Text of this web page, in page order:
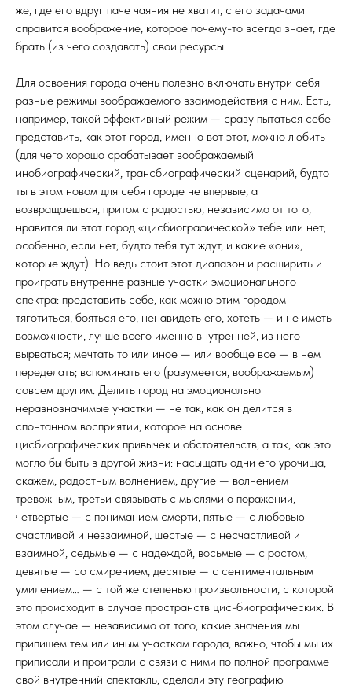
же, где его вдруг паче чаяния не хватит, с его задачами
справится воображение, которое почему-то всегда знает, где
брать (из чего создавать) свои ресурсы.
Для освоения города очень полезно включать внутри себя
разные режимы воображаемого взаимодействия с ним. Есть,
например, такой эффективный режим — сразу пытаться себе
представить, как этот город, именно вот этот, можно любить
(для чего хорошо срабатывает воображаемый
инобиографический, трансбиографический сценарий, будто
ты в этом новом для себя городе не впервые, а
возвращаешься, притом с радостью, независимо от того,
нравится ли этот город «цисбиографической» тебе или нет;
особенно, если нет; будто тебя тут ждут, и какие «они»,
которые ждут). Но ведь стоит этот диапазон и расширить и
проиграть внутренне разные участки эмоционального
спектра: представить себе, как можно этим городом
тяготиться, бояться его, ненавидеть его, хотеть — и не иметь
возможности, лучше всего именно внутренней, из него
вырваться; мечтать то или иное — или вообще все — в нем
переделать; вспоминать его (разумеется, воображаемым)
совсем другим. Делить город на эмоционально
неравнозначимые участки — не так, как он делится в
спонтанном восприятии, которое на основе
цисбиографических привычек и обстоятельств, а так, как это
могло бы быть в другой жизни: насыщать одни его урочища,
скажем, радостным волнением, другие — волнением
тревожным, третьи связывать с мыслями о поражении,
четвертые — с пониманием смерти, пятые — с любовью
счастливой и невзаимной, шестые — с несчастливой и
взаимной, седьмые — с надеждой, восьмые — с ростом,
девятые — со смирением, десятые — с сентиментальным
умилением… — с той же степенью произвольности, с которой
это происходит в случае пространств цис-биографических. В
этом случае — независимо от того, какие значения мы
припишем тем или иным участкам города, важно, чтобы мы их
приписали и проиграли с связи с ними по полной программе
свой внутренний спектакль, сделали эту географию